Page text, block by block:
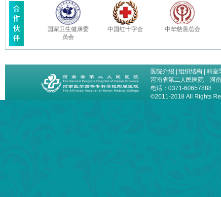
国家卫生健康委
员会
中国红十字会 中华慈善总会
医院介绍 组织结构
科室
河南省第二人民医院—河
电话：0371-60657888
©2011-2018 All Rights